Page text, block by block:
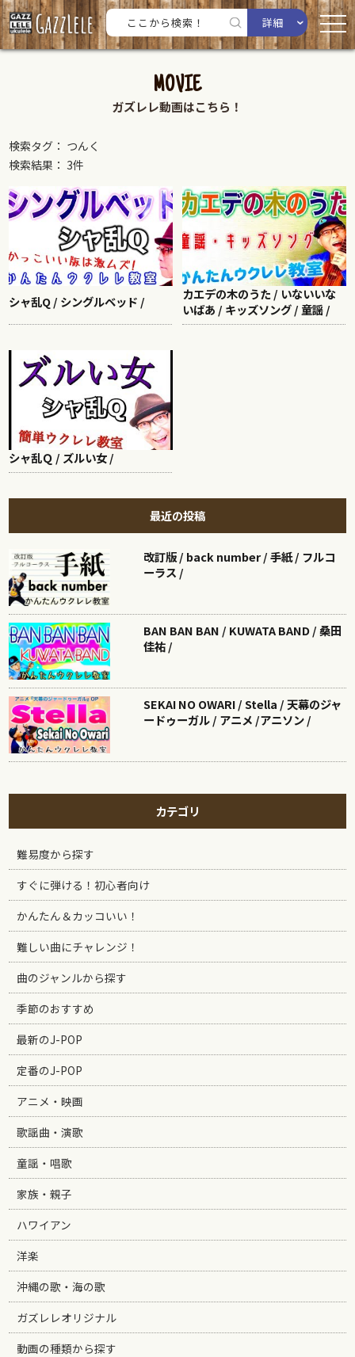
詳細
MOVIE
ガズレレ動画はこちら！
検索タグ： つんく
検索結果： 3件
シャ乱Q / シングルベッド /
カエデの木のうた / いないいな
いばあ / キッズソング / 童謡 /
シャ乱Ｑ / ズルい女 /
最近の投稿
改訂版 / back number / 手紙 / フルコ
ーラス /
BAN BAN BAN / KUWATA BAND / 桑田
佳祐 /
SEKAI NO OWARI / Stella / 天幕のジャ
ードゥーガル / アニメ /アニソン /
カテゴリ
難易度から探す
すぐに弾ける！初心者向け
かんたん＆カッコいい！
難しい曲にチャレンジ！
曲のジャンルから探す
季節のおすすめ
最新のJ-POP
定番のJ-POP
アニメ・映画
歌謡曲・演歌
童謡・唱歌
家族・親子
ハワイアン
洋楽
沖縄の歌・海の歌
ガズレレオリジナル
動画の種類から探す